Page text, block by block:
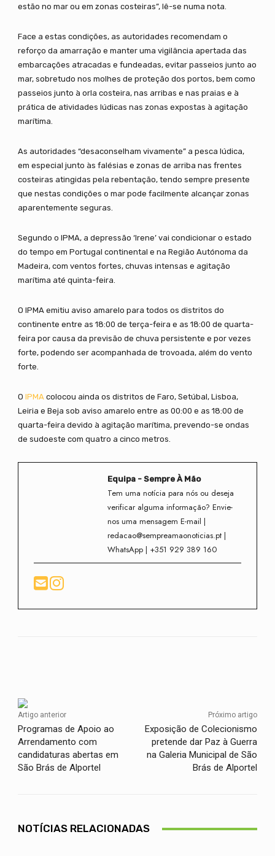
estão no mar ou em zonas costeiras”, lê-se numa nota.
Face a estas condições, as autoridades recomendam o
reforço da amarração e manter uma vigilância apertada das
embarcações atracadas e fundeadas, evitar passeios junto ao
mar, sobretudo nos molhes de proteção dos portos, bem como
passeios junto à orla costeira, nas arribas e nas praias e à
prática de atividades lúdicas nas zonas expostas à agitação
marítima.
As autoridades “desaconselham vivamente” a pesca lúdica,
em especial junto às falésias e zonas de arriba nas frentes
costeiras atingidas pela rebentação, tendo sempre presente
que nestas condições o mar pode facilmente alcançar zonas
aparentemente seguras.
Segundo o IPMA, a depressão ‘Irene’ vai condicionar o estado
do tempo em Portugal continental e na Região Autónoma da
Madeira, com ventos fortes, chuvas intensas e agitação
marítima até quinta-feira.
O IPMA emitiu aviso amarelo para todos os distritos do
continente entre as 18:00 de terça-feira e as 18:00 de quarta-
feira por causa da previsão de chuva persistente e por vezes
forte, podendo ser acompanhada de trovoada, além do vento
forte.
O IPMAcolocou ainda os distritos de Faro, Setúbal, Lisboa,
Leiria e Beja sob aviso amarelo entre as 00:00 e as 18:00 de
quarta-feira devido à agitação marítima, prevendo-se ondas
de sudoeste com quatro a cinco metros.
Equipa - Sempre À Mão
Tem uma notícia para nós ou deseja
verificar alguma informação? Envie-
nos uma mensagem E-mail |
redacao@sempreamaonoticias.pt |
WhatsApp | +351 929 389 160
Artigo anterior
Programas de Apoio ao
Arrendamento com
candidaturas abertas em
São Brás de Alportel
Próximo artigo
Exposição de Colecionismo
pretende dar Paz à Guerra
na Galeria Municipal de São
Brás de Alportel
NOTÍCIAS RELACIONADAS